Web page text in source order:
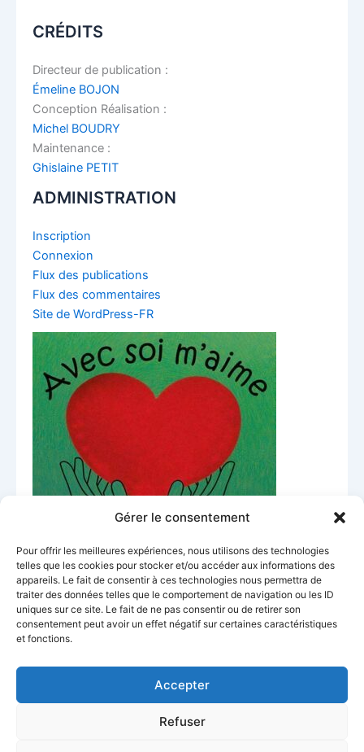
Gérer le consentement
Pour offrir les meilleures expériences, nous utilisons des technologies
telles que les cookies pour stocker et/ou accéder aux informations des
appareils. Le fait de consentir à ces technologies nous permettra de
traiter des données telles que le comportement de navigation ou les ID
uniques sur ce site. Le fait de ne pas consentir ou de retirer son
consentement peut avoir un effet négatif sur certaines caractéristiques
et fonctions.
Accepter
Refuser
CRÉDITS
Directeur de publication :
Émeline BOJON
Conception Réalisation :
Michel BOUDRY
Maintenance :
Ghislaine PETIT
ADMINISTRATION
Inscription
Connexion
Flux des publications
Flux des commentaires
Site de WordPress-FR
1 Cours Moreau
71000 Mâcon FRANCE
06 26 46 58 36
>>> Facebook >>> Instagram